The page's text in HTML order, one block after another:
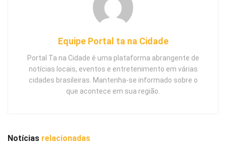
Equipe Portal ta na Cidade
Portal Ta na Cidade é uma plataforma abrangente de
notícias locais, eventos e entretenimento em várias
cidades brasileiras. Mantenha-se informado sobre o
que acontece em sua região.
Notícias relacionadas